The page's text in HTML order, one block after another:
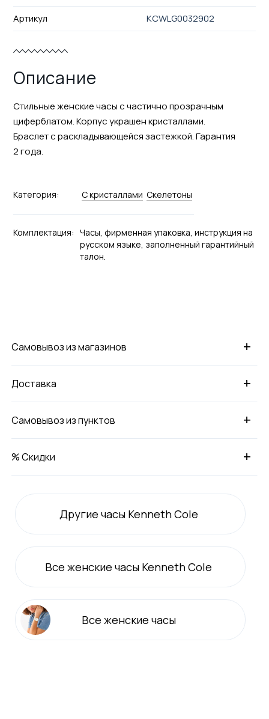
Артикул KCWLG0032902
Описание
Стильные женские часы с частично прозрачным
циферблатом. Корпус украшен кристаллами.
Браслет с раскладывающейся застежкой. Гарантия
2 года.
Категория: С кристаллами Скелетоны
Комплектация: Часы, фирменная упаковка, инструкция на
русском языке, заполненный гарантийный
талон.
+
Самовывоз из магазинов
+
Доставка
+
Самовывоз из пунктов
+
% Скидки
Другие часы Kenneth Cole
Всеженские часы Kenneth Cole
Все женские часы